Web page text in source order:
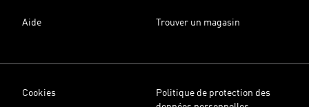
Aide Trouver un magasin
Cookies
Politique de protection des